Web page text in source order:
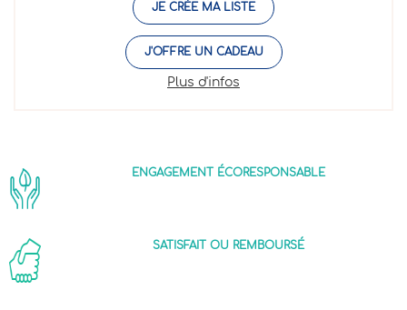
JE CRÉE MA LISTE
J'OFFRE UN CADEAU
Plus d'infos
ENGAGEMENT ÉCORESPONSABLE
SATISFAIT OU REMBOURSÉ